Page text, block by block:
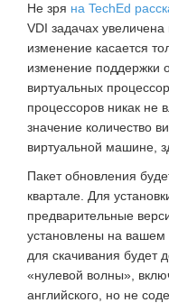
Не зря на TechEd
VDI задачах
изменение касается
изменение поддержки
виртуальных
процессоров никак не
значение количество
виртуальной машине,
Пакет обновления
квартале. Для
предварительные
установлены на
для скачивания будет
«нулевой волны»,
английского, но не